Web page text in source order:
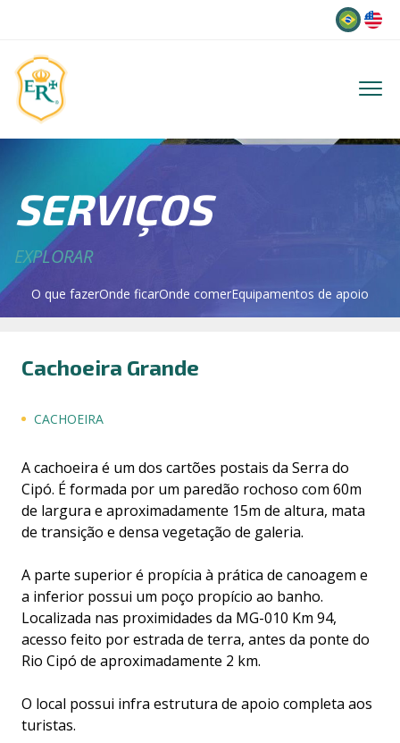
SERVIÇOS
EXPLORAR
O que fazerOnde ficarOnde comerEquipamentos de apoio
Cachoeira Grande
CACHOEIRA
A cachoeira é um dos cartões postais da Serra do
Cipó. É formada por um paredão rochoso com 60m
de largura e aproximadamente 15m de altura, mata
de transição e densa vegetação de galeria.
A parte superior é propícia à prática de canoagem e
a inferior possui um poço propício ao banho.
Localizada nas proximidades da MG-010 Km 94,
acesso feito por estrada de terra, antes da ponte do
Rio Cipó de aproximadamente 2 km.
O local possui infra estrutura de apoio completa aos
turistas.